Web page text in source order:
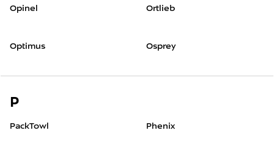
Opinel
Optimus
Ortlieb
Osprey
P
PackTowl Phenix